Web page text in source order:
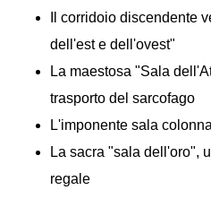
Il corridoio discendente
dell'est e dell'ovest"
La maestosa "Sala
trasporto del sarcofago
L'imponente sala
La sacra "sala dell'oro",
regale